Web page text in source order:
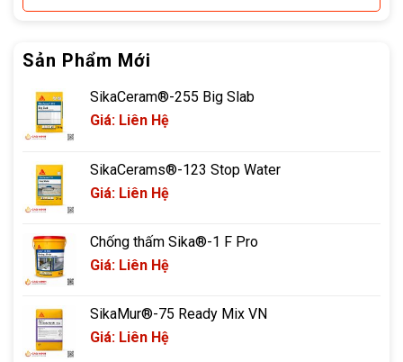
Sản Phẩm Mới
SikaCeram®-255 Big Slab
Giá: Liên Hệ
SikaCerams®-123 Stop Water
Giá: Liên Hệ
Chống thấm Sika®-1 F Pro
Giá: Liên Hệ
SikaMur®-75 Ready Mix VN
Giá: Liên Hệ